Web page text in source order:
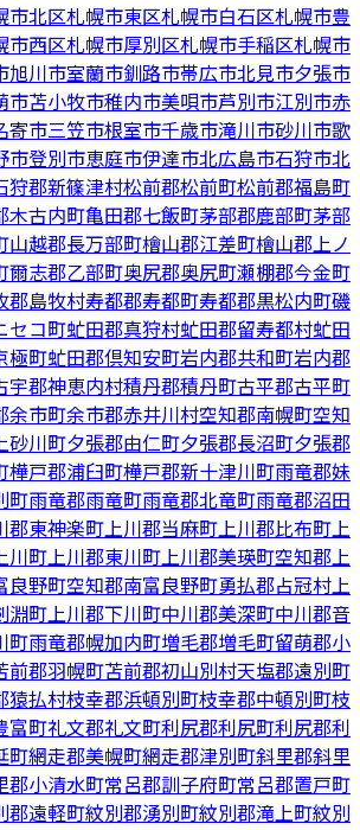
市北区札幌市東区札幌市白石区札幌市豊
市西区札幌市厚別区札幌市手稲区札幌市
旭川市室蘭市釧路市帯広市北見市夕張市
市苫小牧市稚内市美唄市芦別市江別市赤
寄市三笠市根室市千歳市滝川市砂川市歌
市登別市恵庭市伊達市北広島市石狩市北
狩郡新篠津村松前郡松前町松前郡福島町
木古内町亀田郡七飯町茅部郡鹿部町茅部
山越郡長万部町檜山郡江差町檜山郡上ノ
爾志郡乙部町奥尻郡奥尻町瀬棚郡今金町
郡島牧村寿都郡寿都町寿都郡黒松内町磯
セコ町虻田郡真狩村虻田郡留寿都村虻田
極町虻田郡倶知安町岩内郡共和町岩内郡
宇郡神恵内村積丹郡積丹町古平郡古平町
余市町余市郡赤井川村空知郡南幌町空知
砂川町夕張郡由仁町夕張郡長沼町夕張郡
樺戸郡浦臼町樺戸郡新十津川町雨竜郡妹
町雨竜郡雨竜町雨竜郡北竜町雨竜郡沼田
郡東神楽町上川郡当麻町上川郡比布町上
川町上川郡東川町上川郡美瑛町空知郡上
良野町空知郡南富良野町勇払郡占冠村上
淵町上川郡下川町中川郡美深町中川郡音
町雨竜郡幌加内町増毛郡増毛町留萌郡小
前郡羽幌町苫前郡初山別村天塩郡遠別町
猿払村枝幸郡浜頓別町枝幸郡中頓別町枝
富町礼文郡礼文町利尻郡利尻町利尻郡利
町網走郡美幌町網走郡津別町斜里郡斜里
郡小清水町常呂郡訓子府町常呂郡置戸町
郡遠軽町紋別郡湧別町紋別郡滝上町紋別